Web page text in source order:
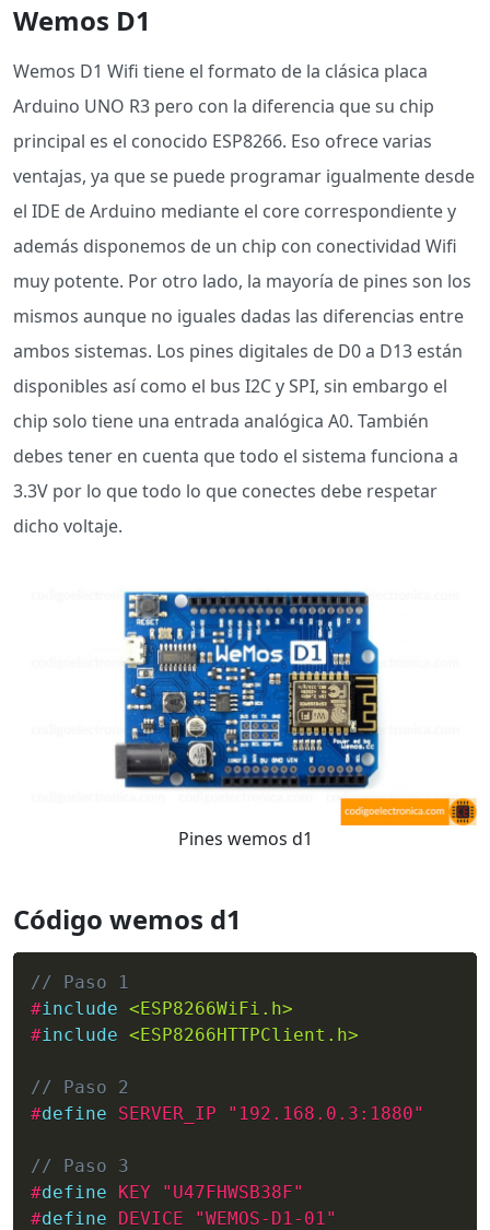
Wemos D1
Wemos D1 Wifi tiene el formato de la clásica placa
Arduino UNO R3 pero con la diferencia que su chip
principal es el conocido ESP8266. Eso ofrece varias
ventajas, ya que se puede programar igualmente desde
el IDE de Arduino mediante el core correspondiente y
además disponemos de un chip con conectividad Wifi
muy potente. Por otro lado, la mayoría de pines son los
mismos aunque no iguales dadas las diferencias entre
ambos sistemas. Los pines digitales de D0 a D13 están
disponibles así como el bus I2C y SPI, sin embargo el
chip solo tiene una entrada analógica A0. También
debes tener en cuenta que todo el sistema funciona a
3.3V por lo que todo lo que conectes debe respetar
dicho voltaje.
Pines wemos d1
Código wemos d1
// Paso 1
#include <ESP8266WiFi.h>
#include <ESP8266HTTPClient.h>
// Paso 2
#define SERVER_IP "192.168.0.3:1880"
// Paso 3
#define KEY "U47FHWSB38F"
#define DEVICE "WEMOS-D1-01"